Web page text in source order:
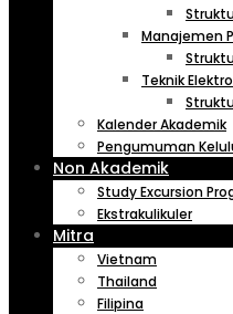
Manajemen
Teknik
Kalender Akademik
Pengumuman
Non Akademik
Study Excursion
Ekstrakulikuler
Mitra
Vietnam
Thailand
Filipina